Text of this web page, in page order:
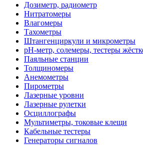
Дозиметр, радиометр
Нитратомеры
Влагомеры
Тахометры
Штангенциркули и микрометры
pH-метр, солемеры, тестеры
Паяльные станции
Толщиномеры
Анемометры
Пирометры
Лазерные уровни
Лазерные рулетки
Осциллографы
Мультиметры, токовые клещи
Кабельные тестеры
Генераторы сигналов